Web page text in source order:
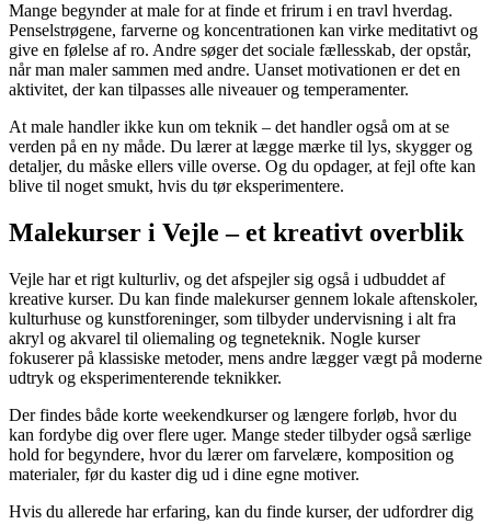
Mange begynder at male for at finde et frirum i en travl hverdag.
Penselstrøgene, farverne og koncentrationen kan virke meditativt og
give en følelse af ro. Andre søger det sociale fællesskab, der opstår,
når man maler sammen med andre. Uanset motivationen er det en
aktivitet, der kan tilpasses alle niveauer og temperamenter.
At male handler ikke kun om teknik – det handler også om at se
verden på en ny måde. Du lærer at lægge mærke til lys, skygger og
detaljer, du måske ellers ville overse. Og du opdager, at fejl ofte kan
blive til noget smukt, hvis du tør eksperimentere.
Malekurser i Vejle – et kreativt overblik
Vejle har et rigt kulturliv, og det afspejler sig også i udbuddet af
kreative kurser. Du kan finde malekurser gennem lokale aftenskoler,
kulturhuse og kunstforeninger, som tilbyder undervisning i alt fra
akryl og akvarel til oliemaling og tegneteknik. Nogle kurser
fokuserer på klassiske metoder, mens andre lægger vægt på moderne
udtryk og eksperimenterende teknikker.
Der findes både korte weekendkurser og længere forløb, hvor du
kan fordybe dig over flere uger. Mange steder tilbyder også særlige
hold for begyndere, hvor du lærer om farvelære, komposition og
materialer, før du kaster dig ud i dine egne motiver.
Hvis du allerede har erfaring, kan du finde kurser, der udfordrer dig